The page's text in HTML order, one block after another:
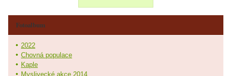
Fotoalbum
2022
Chovná populace
Kaple
Myslivecké akce 2014